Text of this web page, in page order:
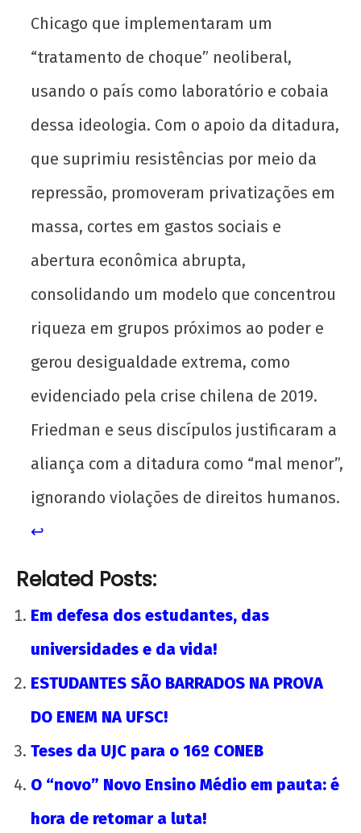
Chicago que implementaram um
“tratamento de choque” neoliberal,
usando o país como laboratório e cobaia
dessa ideologia. Com o apoio da ditadura,
que suprimiu resistências por meio da
repressão, promoveram privatizações em
massa, cortes em gastos sociais e
abertura econômica abrupta,
consolidando um modelo que concentrou
riqueza em grupos próximos ao poder e
gerou desigualdade extrema, como
evidenciado pela crise chilena de 2019.
Friedman e seus discípulos justificaram a
aliança com a ditadura como “mal menor”,
ignorando violações de direitos humanos.
↩︎
Related Posts:
Em defesa dos estudantes, das
universidades e da vida!
ESTUDANTES SÃO BARRADOS NA PROVA
DO ENEM NA UFSC!
Teses da UJC para o 16º CONEB
O “novo” Novo Ensino Médio em pauta: é
hora de retomar a luta!